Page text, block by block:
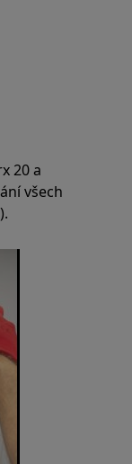
20 a
všech